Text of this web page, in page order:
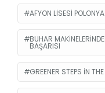
AFYON LISESI
BUHAR
BAŞARISI
GREENER STEPS IN